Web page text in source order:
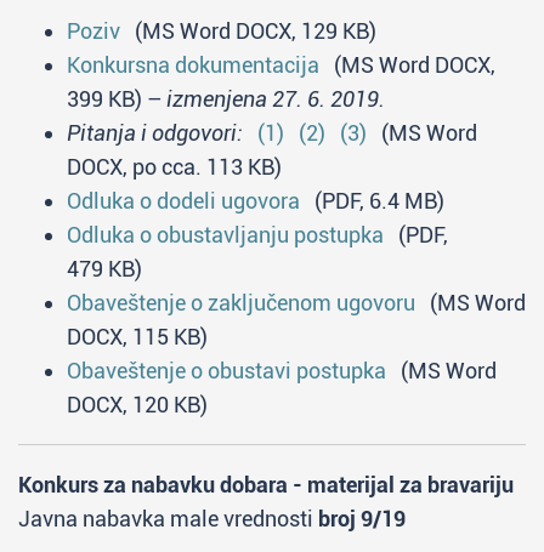
Poziv (MS Word DOCX, 129 KB)
Konkursna dokumentacija (MS Word DOCX,
399 KB) – izmenjena 27. 6. 2019.
Pitanja i odgovori:
(1) (2) (3) (MS Word
DOCX, po cca. 113 KB)
Odluka o dodeli ugovora (PDF, 6.4 MB)
Odluka o obustavljanju postupka (PDF,
479 KB)
Obaveštenje o zaključenom ugovoru (MS Word
DOCX, 115 KB)
Obaveštenje o obustavi postupka (MS Word
DOCX, 120 KB)
Konkurs za nabavku dobara - materijal za bravariju
Javna nabavka male vrednosti broj 9/19